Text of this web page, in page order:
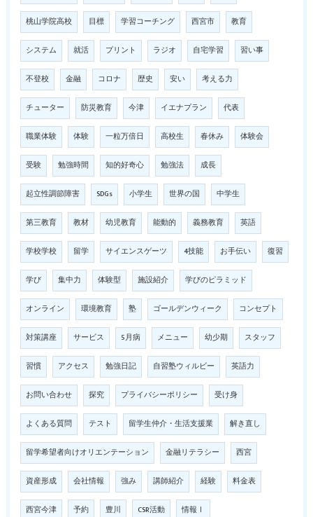
桃山学院高校 目標 学習コーチング 西宮市 教育
システム 就活 プリント ラジオ 自宅学習 習い事
不登校 金融 コロナ 歴史 安い 考える力
チューター 防災教育 今津 イエナプラン 代表
職業体験 体験 一粒万倍日 高校生 春休み 体験会
受験 勉強時間 知的好奇心 勉強法 成長
起立性調節障害 SDGs 小学生 世界の国 中学生
第三教育 教材 幼児教育 能動的 義務教育 英語
学校学校 留学 サイエンスゲーツ 4技能 お手伝い 復習
学び 集中力 体験型 施設紹介 学びのピラミッド
オンライン 環境教育 塾 ゴールデンウィーク コンセプト
対策講座 サービス 5月病 メニュー 幼少期 スタッフ
習慣 アクセス 勉強日記 自習塾ウィルビー 英語力
お問い合わせ 探究 プライバシーポリシー 受け身
よくある質問 テスト 留学生仲介・生活支援業 解き直し
留学希望者向けオリエンテーション 金融リテラシー 西宮
資産形成 会社情報 強み 講師紹介 経験 料金表
西宮今津 予約 豊川 CSR活動 情報Ⅰ